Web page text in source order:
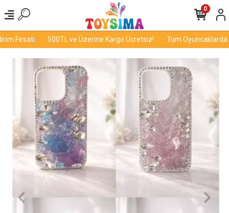
Fırsatı 500TL ve Üzerine Kargo Ücretsiz! Tüm Oyuncaklarda
0